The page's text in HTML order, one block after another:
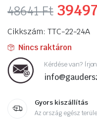
48641Ft
price
was:
39497
Cikkszám: TTC-22-24A
Nincs raktáron
Kérdése van?
Gyors kiszállítás
Az ország egész